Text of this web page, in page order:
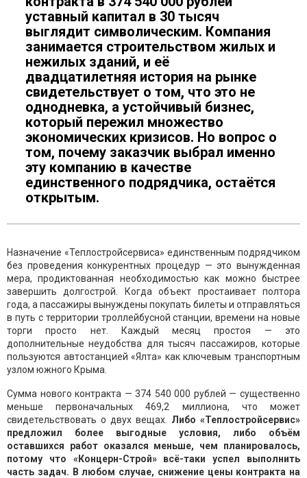
уставный капитал в 30 тысяч
выглядит символическим. Компания
занимается строительством жилых и
нежилых зданий, и её
двадцатилетняя история на рынке
свидетельствует о том, что это не
однодневка, а устойчивый бизнес,
который пережил множество
экономических кризисов. Но вопрос о
том, почему заказчик выбрал именно
эту компанию в качестве
единственного подрядчика, остаётся
открытым.
Назначение «Теплостройсервиса» единственным подрядчиком
без проведения конкурентных процедур — это вынужденная
мера, продиктованная необходимостью как можно быстрее
завершить долгострой. Когда объект простаивает полтора
года, а пассажиры вынуждены покупать билеты и отправляться
в путь с территории троллейбусной станции, времени на новые
торги просто нет. Каждый месяц простоя — это
дополнительные неудобства для тысяч пассажиров, которые
пользуются автостанцией «Ялта» как ключевым транспортным
узлом южного Крыма.
Сумма нового контракта — 374 540 000 рублей — существенно
меньше первоначальных 469,2 миллиона, что может
свидетельствовать о двух вещах. Либо «Теплостройсервис»
предложил более выгодные условия, либо объём
оставшихся работ оказался меньше, чем планировалось,
потому что «Концерн-Строй» всё-таки успел выполнить
часть задач. В любом случае, снижение цены контракта на